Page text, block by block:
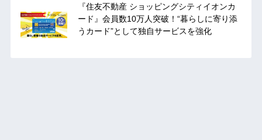
『住友不動産 ショッピングシティイオンカ
ード』会員数10万人突破！“暮らしに寄り添
うカード”として独自サービスを強化